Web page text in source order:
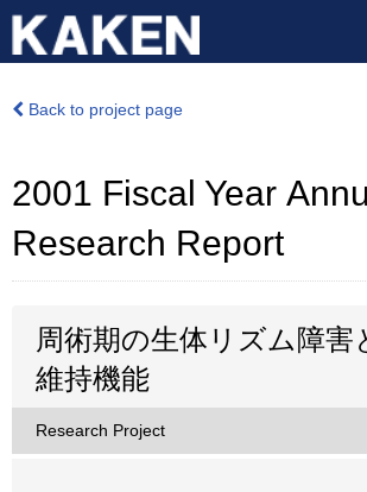
Back to project page
2001 Fiscal Year
Research Report
周術期の生体リズム障害
維持機能
Research Project